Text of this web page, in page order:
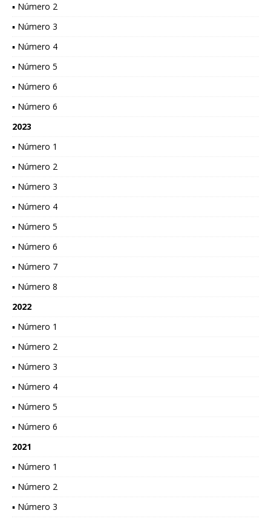
▪ Número 2
▪ Número 3
▪ Número 4
▪ Número 5
▪ Número 6
▪ Número 6
2023
▪ Número 1
▪ Número 2
▪ Número 3
▪ Número 4
▪ Número 5
▪ Número 6
▪ Número 7
▪ Número 8
2022
▪ Número 1
▪ Número 2
▪ Número 3
▪ Número 4
▪ Número 5
▪ Número 6
2021
▪ Número 1
▪ Número 2
▪ Número 3